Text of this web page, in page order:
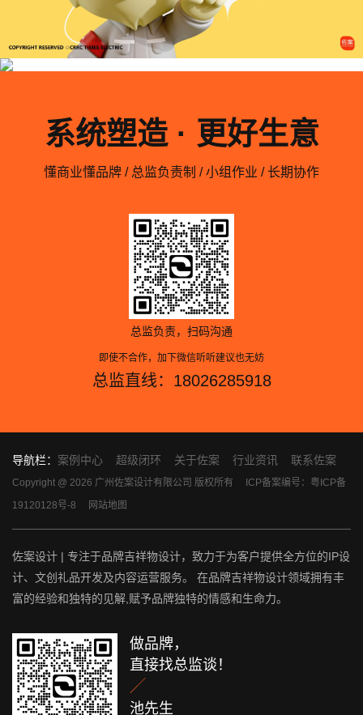
系统塑造 · 更好生意
懂商业懂品牌 / 总监负责制 / 小组作业 / 长期协作
总监负责，扫码沟通
即使不合作，加下微信听听建议也无妨
总监直线：18026285918
导航栏： 案例中心 超级闭环 关于佐案 行业资讯 联系佐案
Copyright @ 2026 广州佐案设计有限公司 版权所有 ICP备案编号：粤ICP备
19120128号-8
网站地图
佐案设计 | 专注于品牌吉祥物设计，致力于为客户提供全方位的IP设
计、文创礼品开发及内容运营服务。 在品牌吉祥物设计领域拥有丰
富的经验和独特的见解,赋予品牌独特的情感和生命力。
做品牌，
直接找总监谈！

池先生